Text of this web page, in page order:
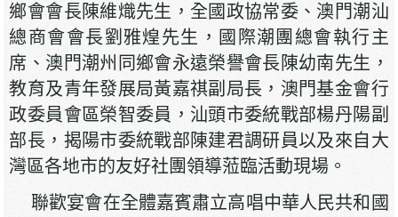
鄉會會長陳維熾先生，全國政協常委、澳門潮汕
總商會會長劉雅煌先生，國際潮團總會執行主
席、澳門潮州同鄉會永遠榮譽會長陳幼南先生，
教育及青年發展局黃嘉祺副局長，澳門基金會行
政委員會區榮智委員，汕頭市委統戰部楊丹陽副
部長，揭陽市委統戰部陳建君調研員以及來自大
灣區各地市的友好社團領導蒞臨活動現場。
聯歡宴會在全體嘉賓肅立高唱中華人民共和國